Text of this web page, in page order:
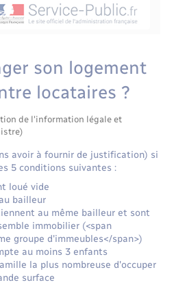
son logement
locataires ?
de l'information légale et
avoir à fournir de justification) si
5 conditions suivantes :
loué vide
bailleur
au même bailleur et sont
immobilier (<span
groupe d'immeubles</span>)
au moins 3 enfants
la plus nombreuse d'occuper
surface